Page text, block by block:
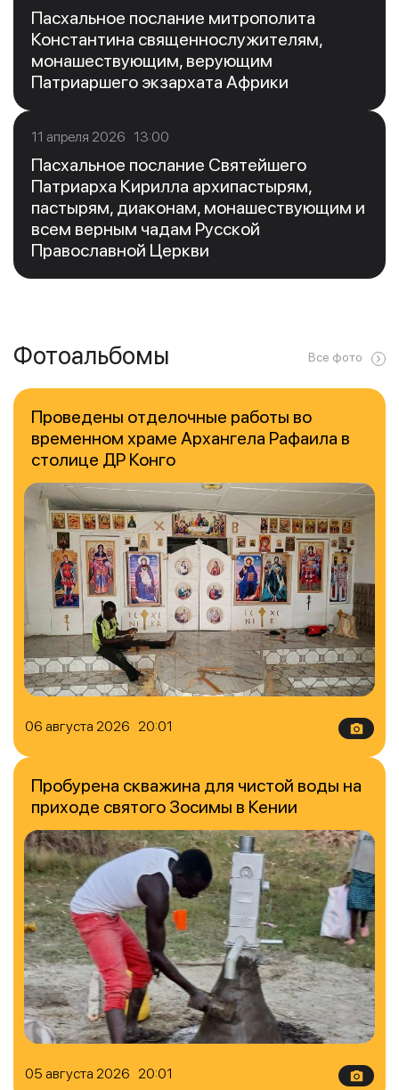
Пасхальное послание митрополита
Константина священнослужителям,
монашествующим, верующим
Патриаршего экзархата Африки
11 апреля 2026 13:00
Пасхальное послание Святейшего
Патриарха Кирилла архипастырям,
пастырям, диаконам, монашествующим и
всем верным чадам Русской
Православной Церкви
Фотоальбомы Все фото
06 августа 2026 20:01
Проведены отделочные работы во
временном храме Архангела Рафаила в
столице ДР Конго
05 августа 2026 20:01
Пробурена скважина для чистой воды на
приходе святого Зосимы в Кении